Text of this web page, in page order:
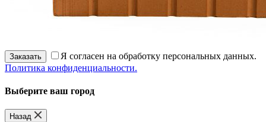
Заказать
Я согласен на обработку персональных данных.
Политика конфиденциальности.
Выберите ваш город
Назад